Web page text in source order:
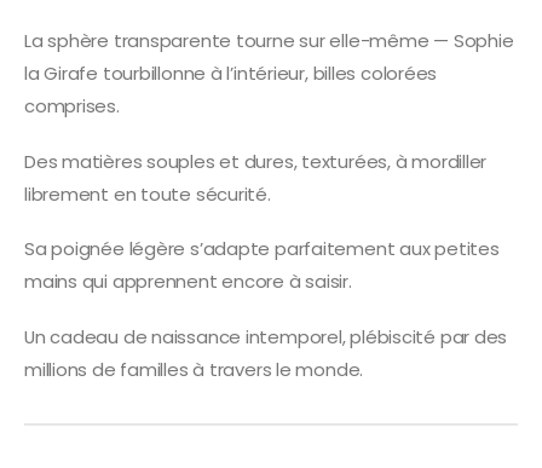
La sphère transparente tourne sur elle-même — Sophie
la Girafe tourbillonne à l’intérieur, billes colorées
comprises.
Des matières souples et dures, texturées, à mordiller
librement en toute sécurité.
Sa poignée légère s’adapte parfaitement aux petites
mains qui apprennent encore à saisir.
Un cadeau de naissance intemporel, plébiscité par des
millions de familles à travers le monde.